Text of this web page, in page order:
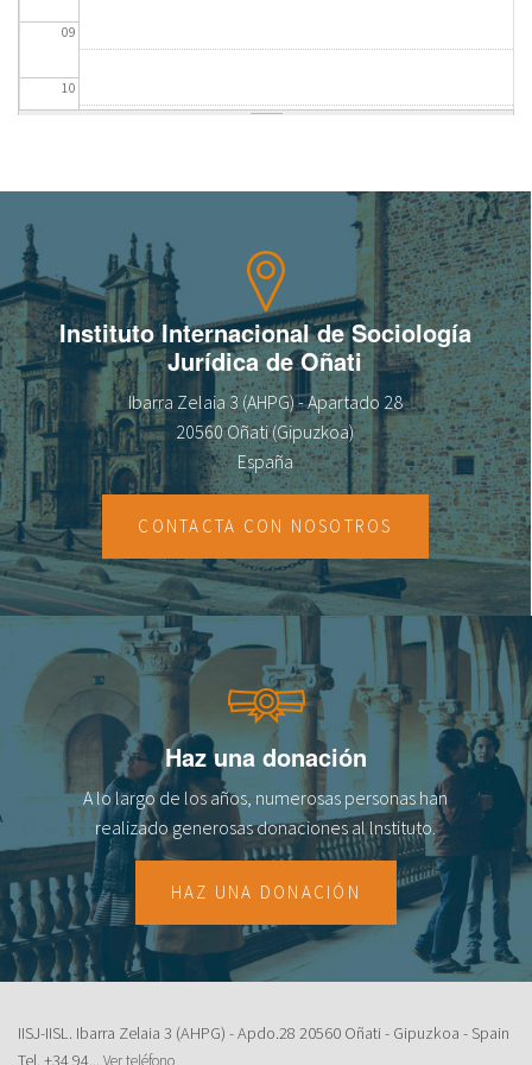
09
10
16
18
19
20
23
Instituto Internacional de Sociología
Jurídica de Oñati
Ibarra Zelaia 3 (AHPG) - Apartado 28
20560 Oñati (Gipuzkoa)
España
CONTACTA CON NOSOTROS
Haz una donación
A lo largo de los años, numerosas personas han
realizado generosas donaciones al lnstituto.
HAZ UNA DONACIÓN
IISJ-IISL. Ibarra Zelaia 3 (AHPG) - Apdo.28 20560 Oñati - Gipuzkoa - Spain
Tel. +34 94... Ver teléfono